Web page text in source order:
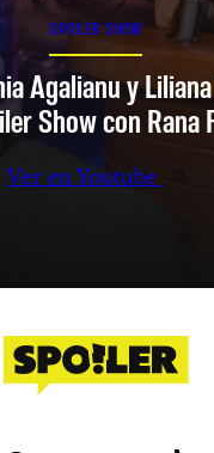
SPOILER SHOW
Agalianu y
Show con Rana
Ver en Youtube